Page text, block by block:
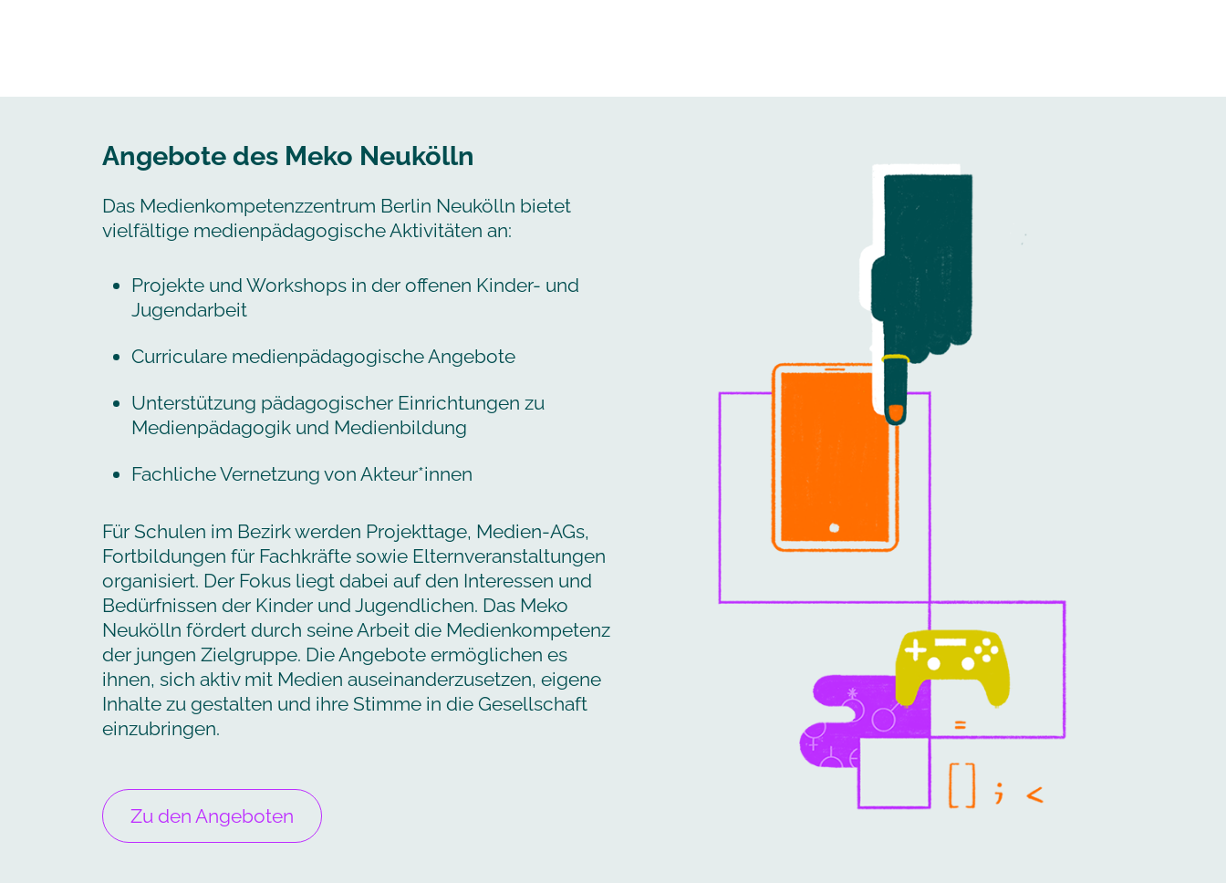
Angebote des Meko Neukölln
Das Medienkompetenzzentrum Berlin Neukölln bietet
vielfältige medienpädagogische Aktivitäten an:
Projekte und Workshops in der offenen Kinder- und
Jugendarbeit
Curriculare medienpädagogische Angebote
Unterstützung pädagogischer Einrichtungen zu
Medienpädagogik und Medienbildung
Fachliche Vernetzung von Akteur*innen
Für Schulen im Bezirk werden Projekttage, Medien-AGs,
Fortbildungen für Fachkräfte sowie Elternveranstaltungen
organisiert. Der Fokus liegt dabei auf den Interessen und
Bedürfnissen der Kinder und Jugendlichen. Das Meko
Neukölln fördert durch seine Arbeit die Medienkompetenz
der jungen Zielgruppe. Die Angebote ermöglichen es
ihnen, sich aktiv mit Medien auseinanderzusetzen, eigene
Inhalte zu gestalten und ihre Stimme in die Gesellschaft
einzubringen.
Zu den Angeboten